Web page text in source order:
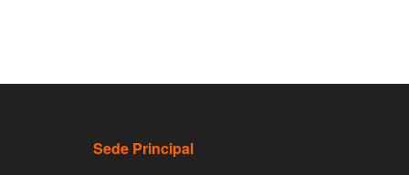
Sede Principal